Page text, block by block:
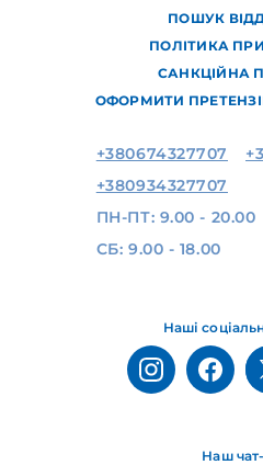
ПОШУК
ПОЛІТИКА
САНКЦІЙНА
ОФОРМИТИ
Наш
Наші
+380674327707
+380934327707
ПН-ПТ: 9.00 - 20.00
СБ: 9.00 - 18.00